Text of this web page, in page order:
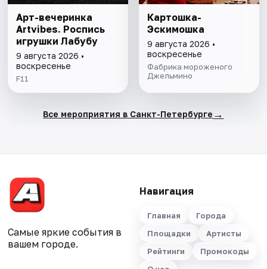
Арт-вечеринка
Artvibes. Роспись
игрушки Лабубу
9 августа 2026 •
воскресенье
F11
Картошка-
Эскимошка
9 августа 2026 •
воскресенье
Фабрика мороженого
Джельмино
Все мероприятия в Санкт-Петербурге →
Самые яркие события в
вашем городе.
Навигация
Главная
Города
Площадки
Артисты
Рейтинги
Промокоды